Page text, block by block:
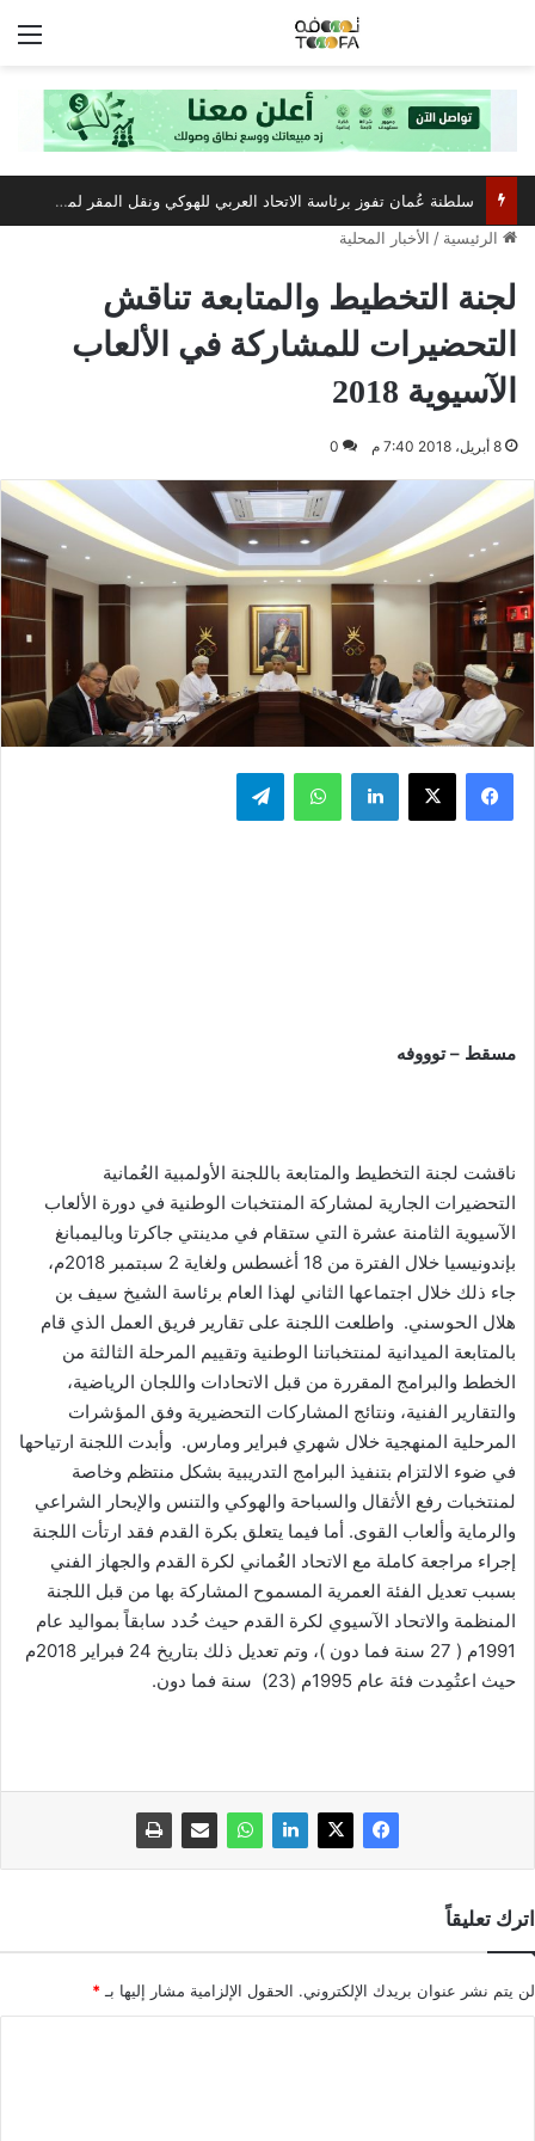
سلطنة عُمان تفوز برئاسة الاتحاد العربي للهوكي ونقل المقر لمسقط
الرئيسية / الأخبار المحلية
لجنة التخطيط والمتابعة تناقش
التحضيرات للمشاركة في الألعاب
الآسيوية 2018
8 أبريل، 2018 7:40 م 0
فيسبوك ‫X لينكدإن واتساب تيلقرام
مسقط – توووفه
ناقشت لجنة التخطيط والمتابعة باللجنة الأولمبية العُمانية
التحضيرات الجارية لمشاركة المنتخبات الوطنية في دورة الألعاب
الآسيوية الثامنة عشرة التي ستقام في مدينتي جاكرتا وباليمبانغ
بإندونيسيا خلال الفترة من 18 أغسطس ولغاية 2 سبتمبر 2018م،
جاء ذلك خلال اجتماعها الثاني لهذا العام برئاسة الشيخ سيف بن
هلال الحوسني. واطلعت اللجنة على تقارير فريق العمل الذي قام
بالمتابعة الميدانية لمنتخباتنا الوطنية وتقييم المرحلة الثالثة من
الخطط والبرامج المقررة من قبل الاتحادات واللجان الرياضية،
والتقارير الفنية، ونتائج المشاركات التحضيرية وفق المؤشرات
المرحلية المنهجية خلال شهري فبراير ومارس. وأبدت اللجنة ارتياحها
في ضوء الالتزام بتنفيذ البرامج التدريبية بشكل منتظم وخاصة
لمنتخبات رفع الأثقال والسباحة والهوكي والتنس والإبحار الشراعي
والرماية وألعاب القوى. أما فيما يتعلق بكرة القدم فقد ارتأت اللجنة
إجراء مراجعة كاملة مع الاتحاد العُماني لكرة القدم والجهاز الفني
بسبب تعديل الفئة العمرية المسموح المشاركة بها من قبل اللجنة
المنظمة والاتحاد الآسيوي لكرة القدم حيث حُدد سابقاً بمواليد عام
1991م ( 27 سنة فما دون )، وتم تعديل ذلك بتاريخ 24 فبراير 2018م
حيث اعتُمِدت فئة عام 1995م (23) سنة فما دون.
اترك تعليقاً
لن يتم نشر عنوان بريدك الإلكتروني. الحقول الإلزامية مشار إليها بـ *